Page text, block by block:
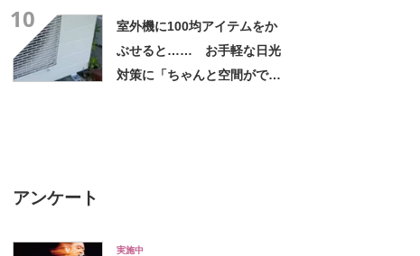
10
室外機に100均アイテムをか
ぶせると…… お手軽な日光
対策に「ちゃんと空間ができ
アンケート
実施中